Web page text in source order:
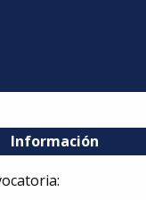
Información